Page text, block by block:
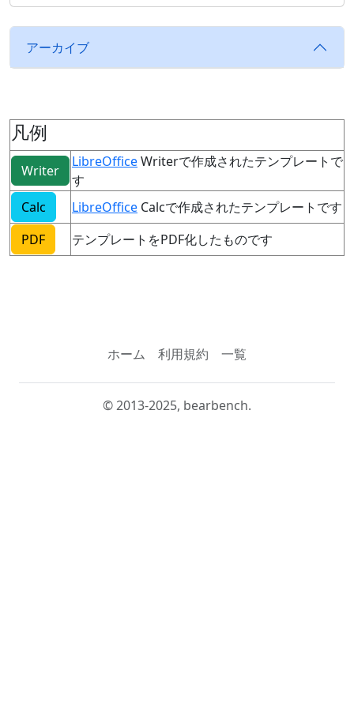
アーカイブ
凡例
Writer
LibreOfficeWriterで作成されたテンプレートで
す
Calc
LibreOffice Calcで作成されたテンプレートです
PDF
テンプレートをPDF化したものです
ホーム 利用規約 一覧
© 2013-2025, bearbench.